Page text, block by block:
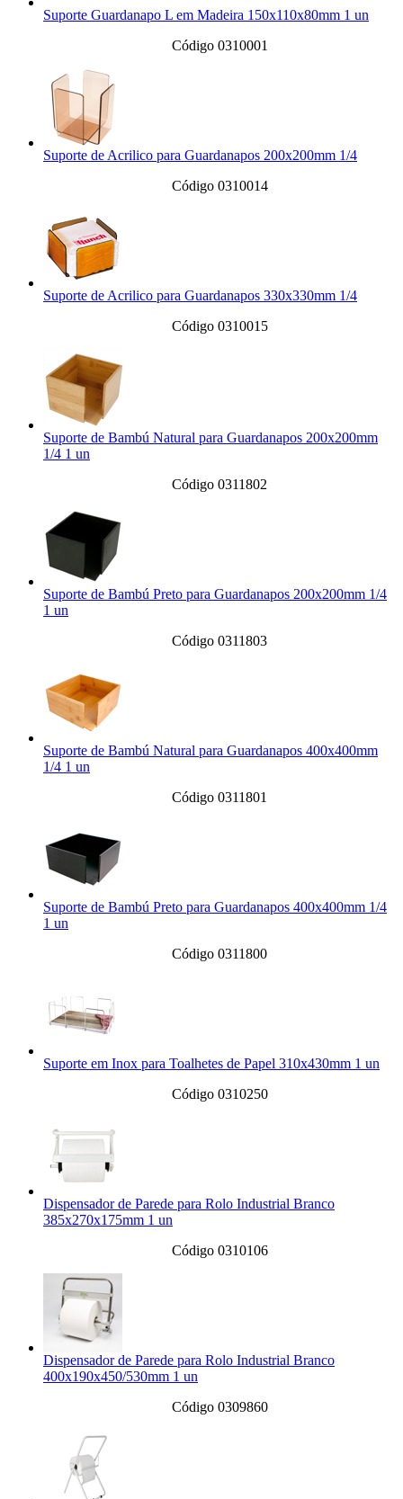
Suporte Guardanapo L em Madeira 150x110x80mm 1 un
Código 0310001
Suporte de Acrilico para Guardanapos 200x200mm 1/4
Código 0310014
Suporte de Acrilico para Guardanapos 330x330mm 1/4
Código 0310015
Suporte de Bambú Natural para Guardanapos 200x200mm
1/4 1 un
Código 0311802
Suporte de Bambú Preto para Guardanapos 200x200mm 1/4
1 un
Código 0311803
Suporte de Bambú Natural para Guardanapos 400x400mm
1/4 1 un
Código 0311801
Suporte de Bambú Preto para Guardanapos 400x400mm 1/4
1 un
Código 0311800
Suporte em Inox para Toalhetes de Papel 310x430mm 1 un
Código 0310250
Dispensador de Parede para Rolo Industrial Branco
385x270x175mm 1 un
Código 0310106
Dispensador de Parede para Rolo Industrial Branco
400x190x450/530mm 1 un
Código 0309860